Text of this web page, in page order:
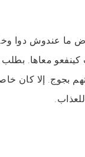
ما عندوش دوا
معاها.
بجوج. إلا كان